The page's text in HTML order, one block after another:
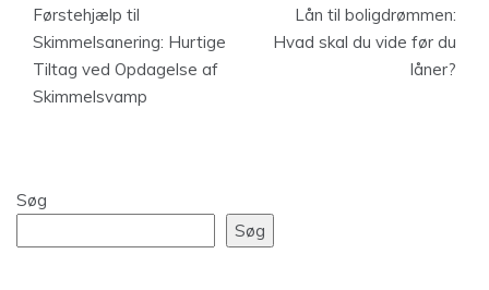
Førstehjælp til
Skimmelsanering: Hurtige
Tiltag ved Opdagelse af
Skimmelsvamp
Lån til boligdrømmen:
Hvad skal du vide før du
låner?
Søg
Søg